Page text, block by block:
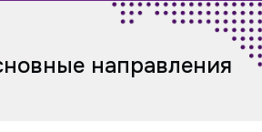
направления